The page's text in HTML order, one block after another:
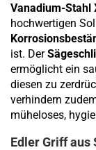
Vanadium-Stahl
hochwertigen
ist. Der
ermöglicht ein
diesen zu
verhindern
müheloses,
Edler Griff aus